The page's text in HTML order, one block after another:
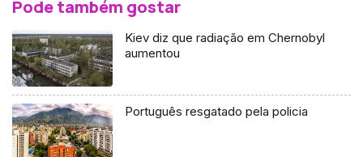
Pode também gostar
Kiev diz que radiação em Chernobyl
aumentou
Português resgatado pela policia